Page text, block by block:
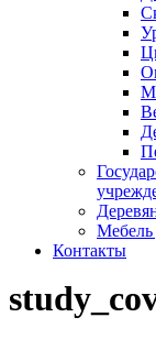
Мебель
Контакты